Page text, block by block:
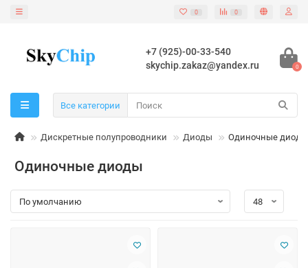
0 0
+7 (925)-00-33-540
skychip.zakaz@yandex.ru
0
Все категории
Дискретные полупроводники Диоды Одиночные диоды
Одиночные диоды